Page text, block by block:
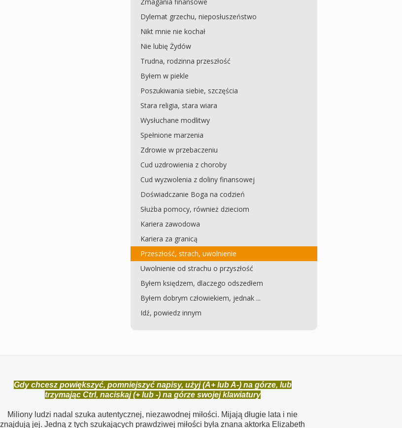
Dylemat grzechu, nieposłuszeństwo
Nikt mnie nie kochał
Nie lubię Żydów
Trudna, rodzinna przeszłość
Byłem w piekle
Poszukiwania siebie, szczęścia
Stara religia, stara wiara
Wysłuchane modlitwy
Spełnione marzenia
Zdrowie w przebaczeniu
Cud uzdrowienia z choroby
Cud wyzwolenia z doliny finansowej
Doświadczanie Boga na codzień
Służba pomocy, również dzieciom
Kariera zawodowa
Kariera za granicą
Przeszłość, strach, uwolnienie
Uwolnienie od strachu o przyszłość
Byłem księdzem, dlaczego odszedłem
Byłem dobrym człowiekiem, jednak ...
Idź, powiedz innym
Gdy chcesz powiększyć, pomniejszyć napisy, użyj (A+ lub A-) na górze, lub
trzymając Ctrl, naciskaj (+ lub -) na górze swojej klawiatury
Miliony ludzi nadal szuka autentycznej, niezawodnej miłości. Mijają długie lata i nie
znajdują jej. Jedną z tych szukających prawdziwej miłości była znana aktorka Elizabeth